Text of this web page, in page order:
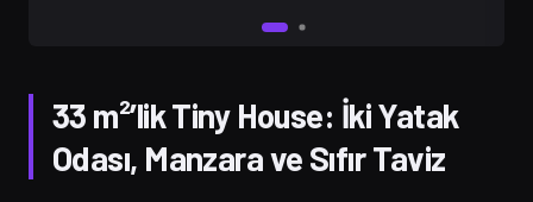
33 m²’lik Tiny House: İki Yatak
Odası, Manzara ve Sıfır Taviz